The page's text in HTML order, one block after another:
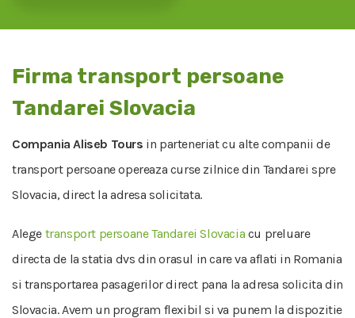
Firma transport persoane
Tandarei Slovacia
Compania Aliseb Tours in parteneriat cu alte companii de
transport persoane opereaza curse zilnice din Tandarei spre
Slovacia, direct la adresa solicitata.
Alege transport persoane Tandarei Slovacia cu preluare
directa de la statia dvs din orasul in care va aflati in Romania
si transportarea pasagerilor direct pana la adresa solicita din
Slovacia. Avem un program flexibil si va punem la dispozitie